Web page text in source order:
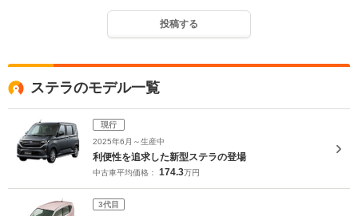
投稿する
ステラのモデル一覧
現行
2025年6月～生産中
利便性を追求した新型ステラの登場
中古車平均価格： 174.3万円
3代目